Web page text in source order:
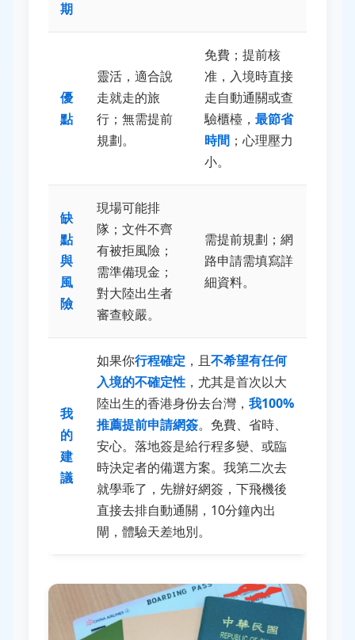
期
優
點
靈活，適合說
走就走的旅
行；無需提前
規劃。
免費；提前核
准，入境時直接
走自動通關或查
驗櫃檯， 最節省
時間 ；心理壓力
小。
缺
點
與
風
險
現場可能排
隊；文件不齊
有被拒風險；
需準備現金；
對大陸出生者
審查較嚴。
需提前規劃；網
路申請需填寫詳
細資料。
我
的
建
議
如果你行程確定 ，且不希望有任何
入境的不確定性，尤其是首次以大
陸出生的香港身份去台灣， 我100%
推薦提前申請網簽。免費、省時、
安心。落地簽是給行程多變、或臨
時決定者的備選方案。我第二次去
就學乖了，先辦好網簽，下飛機後
直接去排自動通關，10分鐘內出
閘，體驗天差地別。